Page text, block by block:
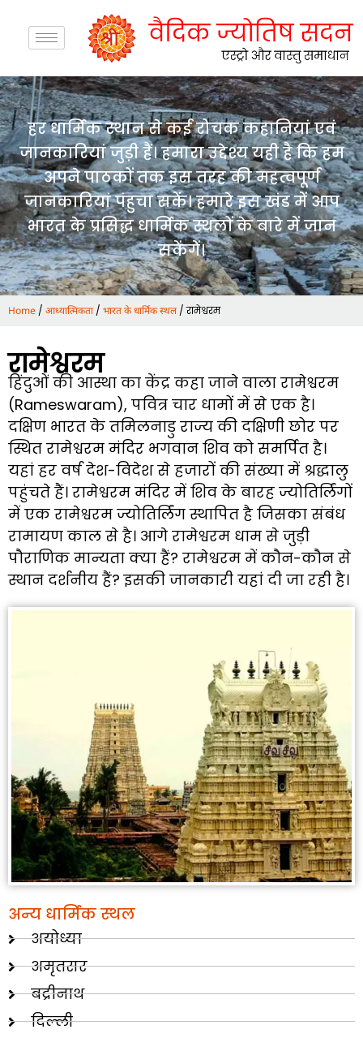
हर धार्मिक स्थान से कई रोचक कहानियां एवं
जानकारियां जुड़ी हैं। हमारा उद्देश्य यही है कि हम
अपने पाठकों तक इस तरह की महत्वपूर्ण
जानकारियां पंहुचा सकें। हमारे इस खंड में आप
भारत के प्रसिद्ध धार्मिक स्थलों के बारे में जान
सकेंगें।
Home / आध्यात्मिकता/ भारत के धार्मिक स्थल/ रामेश्वरम
रामेश्वरम
हिंदुओं की आस्था का केंद्र कहा जाने वाला रामेश्वरम
(Rameswaram), पवित्र चार धामों में से एक है।
दक्षिण भारत के तमिलनाडु राज्य की दक्षिणी छोर पर
स्थित रामेश्वरम मंदिर भगवान शिव को समर्पित है।
यहां हर वर्ष देश-विदेश से हजारों की संख्या में श्रद्धालु
पहुंचते हैं। रामेश्वरम मंदिर में शिव के बारह ज्योतिर्लिंगों
में एक रामेश्वरम ज्योतिर्लिंग स्थापित है जिसका संबंध
रामायण काल से है। आगे रामेश्वरम धाम से जुड़ी
पौराणिक मान्यता क्या हैं? रामेश्वरम में कौन-कौन से
स्थान दर्शनीय हैं? इसकी जानकारी यहां दी जा रही है।
अन्य धार्मिक स्थल
अयोध्या
अमृतसर
बद्रीनाथ
दिल्ली